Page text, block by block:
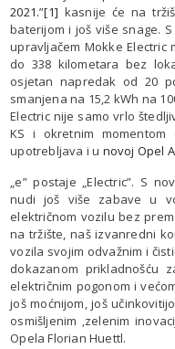
2021.”[1] kasnije će na
baterijom i još više snage.
upravljačem Mokke Electric
do 338 kilometara bez
osjetan napredak od 20
smanjena na 15,2 kWh na
Electric nije samo vrlo
KS i okretnim
upotrebljava i u novoj Opel
„e” postaje „Electric”. S
nudi još više zabave u
električnom vozilu bez
na tržište, naš izvanredni
vozila svojim odvažnim i
dokazanom prikladnošću
električnim pogonom i
još moćnijom, još
osmišljenim ‚zelenim
Opela Florian Huettl.